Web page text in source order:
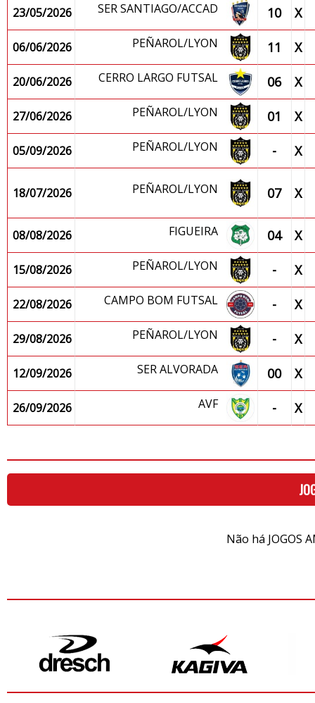
23/05/2026 SER SANTIAGO/ACCAD 10 X
06/06/2026 PEÑAROL/LYON 11 X
20/06/2026 CERRO LARGO FUTSAL 06 X
27/06/2026 PEÑAROL/LYON 01 X
05/09/2026 PEÑAROL/LYON - X
18/07/2026 PEÑAROL/LYON 07 X
08/08/2026 FIGUEIRA 04 X
15/08/2026 PEÑAROL/LYON - X
22/08/2026 CAMPO BOM FUTSAL - X
29/08/2026 PEÑAROL/LYON - X
12/09/2026 SER ALVORADA 00 X
26/09/2026 AVF - X
Não há JOGOS